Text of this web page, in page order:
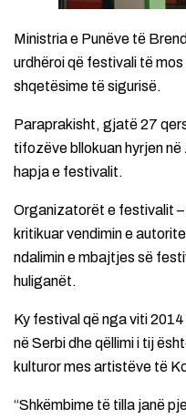
Ministria e Punëve të
urdhëroi që festivali të mos
shqetësime të sigurisë.
Paraprakisht, gjatë 27
tifozëve bllokuan hyrjen
hapja e festivalit.
Organizatorët e festivalit –
kritikuar vendimin e
ndalimin e mbajtjes së
huliganët.
Ky festival që nga viti
në Serbi dhe qëllimi i tij
kulturor mes artistëve të
“Shkëmbime të tilla janë